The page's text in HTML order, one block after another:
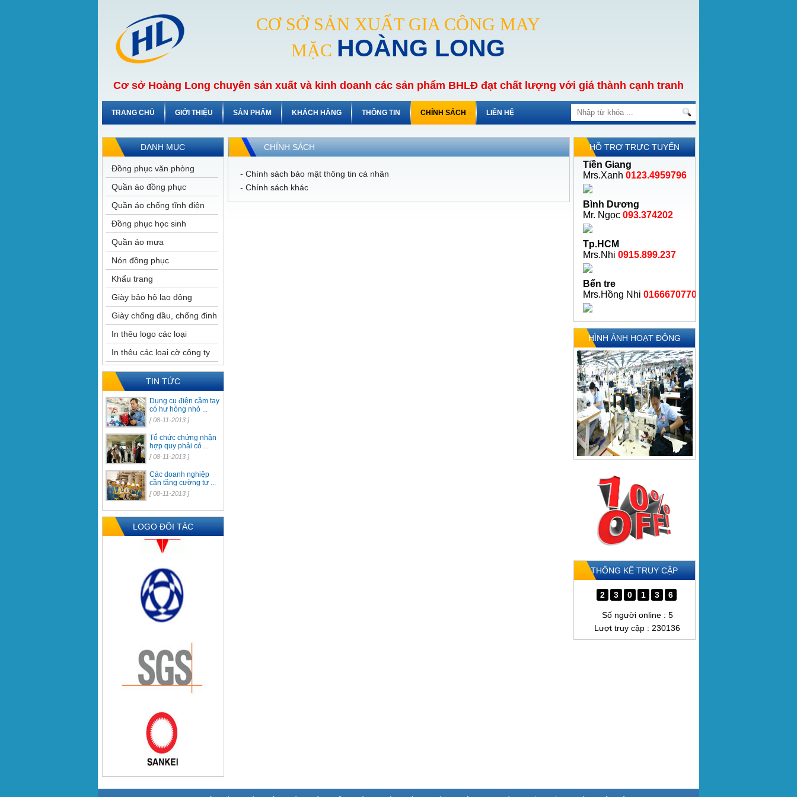
CƠ SỞ SẢN XUẤT GIA CÔNG MAY
MẶC HOÀNG LONG
Cơ sở Hoàng Long chuyên sản xuất và kinh doanh các sản phẩm BHLĐ đạt chất lượng với giá thành cạnh tranh
TRANG CHỦ GIỚI THIỆU SẢN PHẨM KHÁCH HÀNG THÔNG TIN CHÍNH SÁCH LIÊN HỆ
DANH MỤC
Đồng phục văn phòng
Quần áo đồng phục
Quần áo chống tĩnh điện
Đồng phục học sinh
Quần áo mưa
Nón đồng phục
Khẩu trang
Giày bảo hộ lao động
Giày chống dầu, chống đinh
In thêu logo các loại
In thêu các loại cờ công ty
TIN TỨC
Dụng cụ điện cầm tay
có hư hỏng nhỏ ...
[ 08-11-2013 ]
Tổ chức chứng nhận
hợp quy phải có ...
[ 08-11-2013 ]
Các doanh nghiệp
cần tăng cường tự ...
[ 08-11-2013 ]
LOGO ĐỐI TÁC
CHÍNH SÁCH
- Chính sách bảo mật thông tin cá nhân
- Chính sách khác
HỖ TRỢ TRỰC TUYẾN
Tiền Giang
Mrs.Xanh 0123.4959796
Bình Dương
Mr. Ngọc 093.374202
Tp.HCM
Mrs.Nhi 0915.899.237
Bến tre
Mrs.Hồng Nhi 01666707706
HÌNH ẢNH HOẠT ĐỘNG
THỐNG KÊ TRUY CẬP
2 3 0 1 3 6
Số người online : 5
Lượt truy cập : 230136